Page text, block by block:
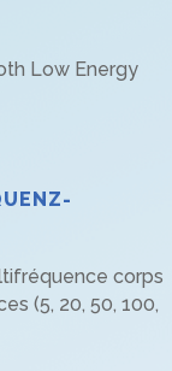
Low Energy
corps
(5, 20, 50, 100,